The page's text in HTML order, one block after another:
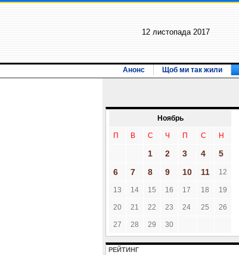
12 листопада 2017
Анонс Щоб ми так жили
Ноябрь
П В С Ч П С Н
1 2 3 4
5
6
7 8 9 10 11 12
13 14 15 16 17 18 19
20 21 22 23 24 25 26
27 28 29 30
РЕЙТИНГ